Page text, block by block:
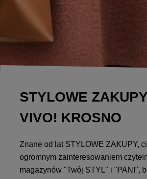
STYLOWE
VIVO! KROSNO
Znane od lat STYLOWE ZAKUPY,
ogromnym zainteresowaniem
magazynów "Twój STYL" i "PANI",